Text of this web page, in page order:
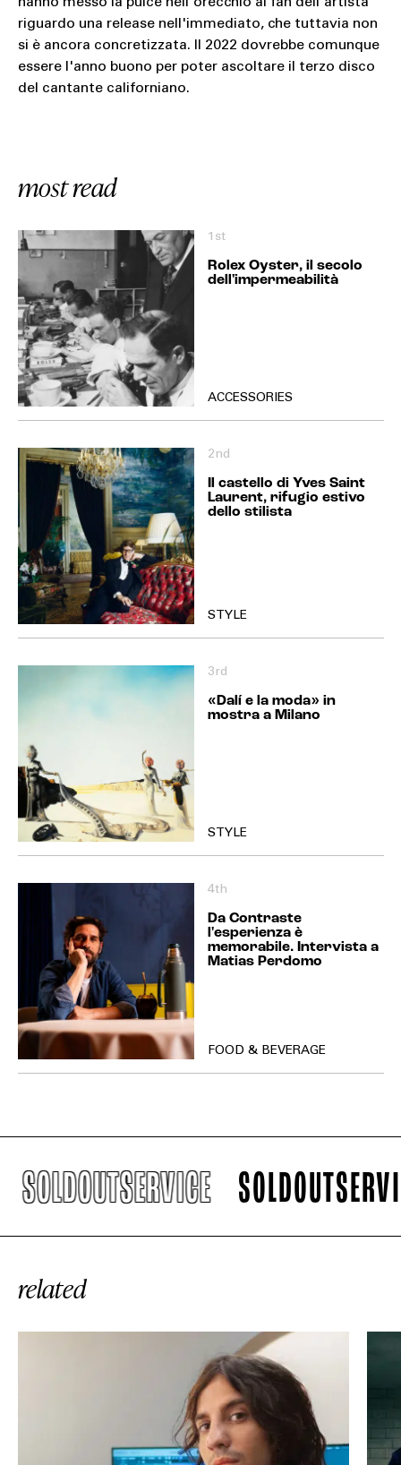
riguardo una release nell'immediato, che tuttavia non
si è ancora concretizzata. Il 2022 dovrebbe comunque
essere l'anno buono per poter ascoltare il terzo disco
del cantante californiano.
most read
1st
Rolex Oyster, il secolo
dell'impermeabilità
ACCESSORIES
2nd
Il castello di Yves Saint
Laurent, rifugio estivo
dello stilista
STYLE
3rd
«Dalí e la moda» in
mostra a Milano
STYLE
4th
Da Contraste
l'esperienza è
memorabile. Intervista a
Matias Perdomo
FOOD & BEVERAGE
related